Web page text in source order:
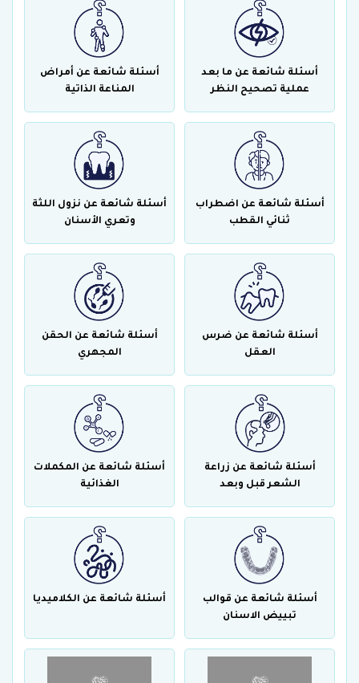
أسئلة شائعة عن ما بعد
عملية تصحيح النظر
أسئلة شائعة عن أمراض
المناعة الذاتية
أسئلة شائعة عن اضطراب
ثنائي القطب
أسئلة شائعة عن نزول اللثة
وتعري الأسنان
أسئلة شائعة عن ضرس
العقل
أسئلة شائعة عن الحقن
المجهري
أسئلة شائعة عن زراعة
الشعر قبل وبعد
أسئلة شائعة عن المكملات
الغذائية
أسئلة شائعة عن قوالب
تبييض الاسنان
أسئلة شائعة عن الكلاميديا